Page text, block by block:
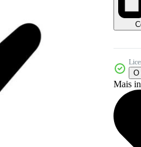
O
Mais